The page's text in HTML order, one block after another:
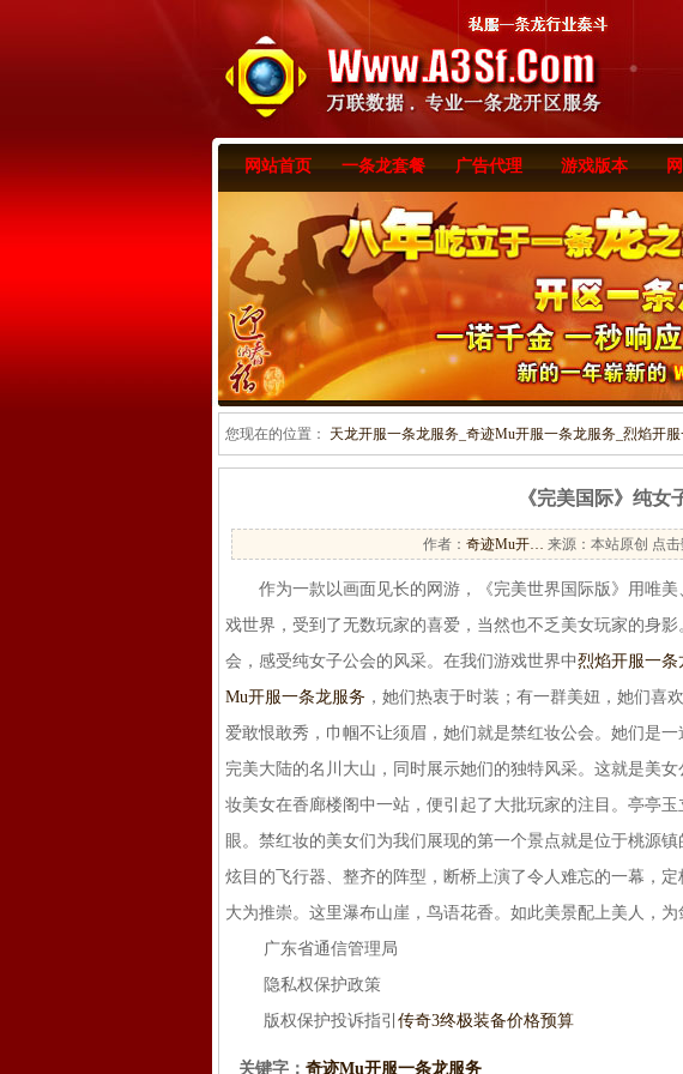
网站首页 一条龙套餐 广告代理 游戏版本
您现在的位置： 天龙开服一条龙服务_奇迹Mu开服一条龙服务_烈焰开服
《完美国际》纯女
作者： 奇迹Mu开… 来源：本站原创 点击
作为一款以画面见长的网游，《完美世界国际版》用唯美
戏世界，受到了无数玩家的喜爱，当然也不乏美女玩家的身
会，感受纯女子公会的风采。在我们游戏世界中烈焰开服一条
Mu开服一条龙服务 ，她们热衷于时装；有一群美妞，她们喜
爱敢恨敢秀，巾帼不让须眉，她们就是禁红妆公会。她们是
完美大陆的名川大山，同时展示她们的独特风采。这就是美
妆美女在香廊楼阁中一站，便引起了大批玩家的注目。亭亭
眼。禁红妆的美女们为我们展现的第一个景点就是位于桃源
炫目的飞行器、整齐的阵型，断桥上演了令人难忘的一幕，
大为推崇。这里瀑布山崖，鸟语花香。如此美景配上美人，
广东省通信管理局
隐私权保护政策
版权保护投诉指引 传奇3终极装备价格预算
关键字： 奇迹Mu开服一条龙服务